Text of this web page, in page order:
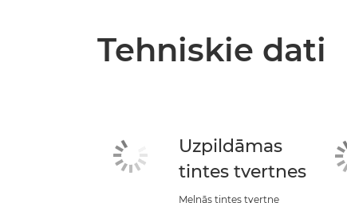
Tehniskie dati
Uzpildāmas
tintes tvertnes
Melnās tintes tvertne